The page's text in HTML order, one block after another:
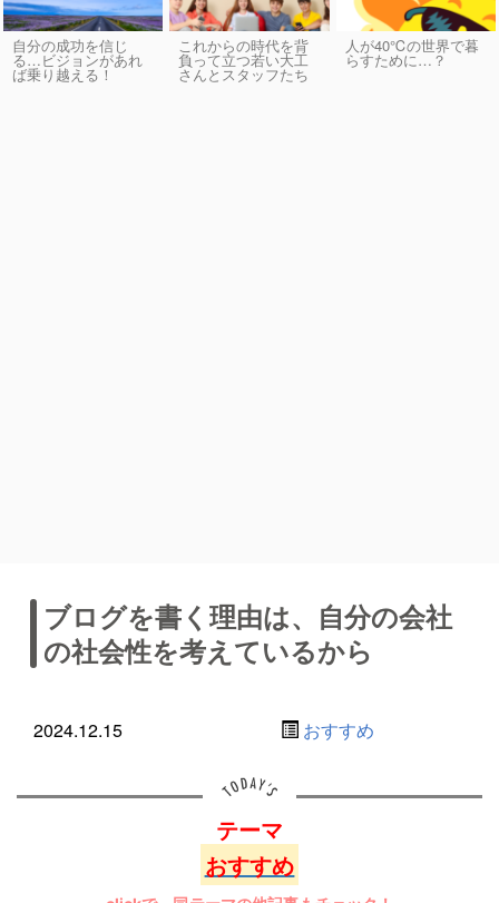
自分の成功を信じ
る…ビジョンがあれ
ば乗り越える！
これからの時代を背
負って立つ若い大工
さんとスタッフたち
人が40℃の世界で暮
らすために…？
ブログを書く理由は、自分の会社
の社会性を考えているから
2024.12.15 おすすめ
テーマ
おすすめ